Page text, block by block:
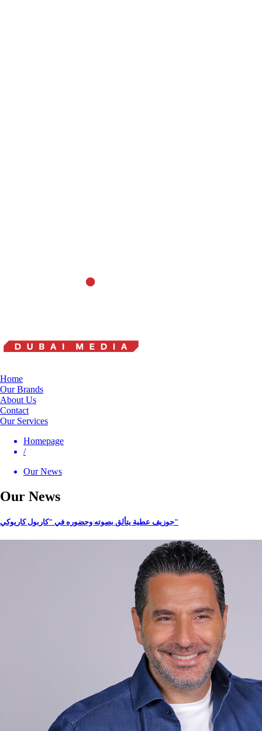
Home
Our Brands
About Us
Contact
Our Services
Homepage
/
Our News
Our News
جوزيف عطية يتألق بصوته وحضوره في "كاربول كاريوكي"